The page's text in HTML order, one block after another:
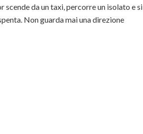
da un taxi, percorre un isolato e si
Non guarda mai una direzione